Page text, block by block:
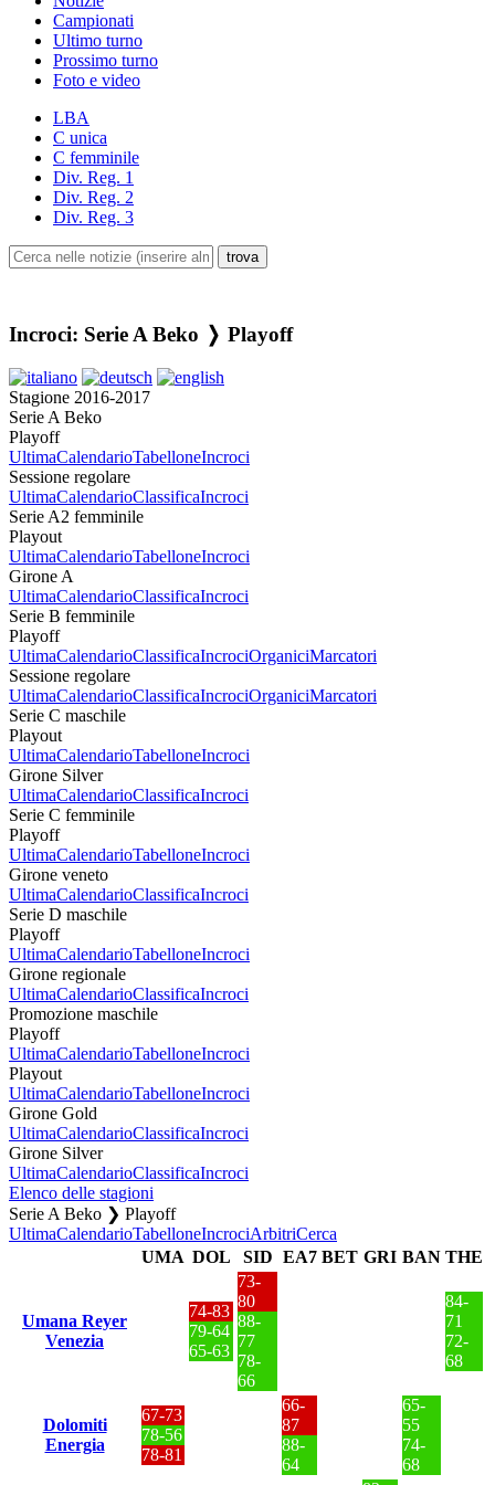
Campionati
Ultimo turno
Prossimo turno
Foto e video
LBA
C unica
C femminile
Div. Reg. 1
Div. Reg. 2
Div. Reg. 3
Incroci: Serie A Beko ❭ Playoff
Stagione 2016-2017
Serie A Beko
Playoff
UltimaCalendarioTabelloneIncroci
Sessione regolare
UltimaCalendarioClassificaIncroci
Serie A2 femminile
Playout
UltimaCalendarioTabelloneIncroci
Girone A
UltimaCalendarioClassificaIncroci
Serie B femminile
Playoff
UltimaCalendarioClassificaIncrociOrganiciMarcatori
Sessione regolare
UltimaCalendarioClassificaIncrociOrganiciMarcatori
Serie C maschile
Playout
UltimaCalendarioTabelloneIncroci
Girone Silver
UltimaCalendarioClassificaIncroci
Serie C femminile
Playoff
UltimaCalendarioTabelloneIncroci
Girone veneto
UltimaCalendarioClassificaIncroci
Serie D maschile
Playoff
UltimaCalendarioTabelloneIncroci
Girone regionale
UltimaCalendarioClassificaIncroci
Promozione maschile
Playoff
UltimaCalendarioTabelloneIncroci
Playout
UltimaCalendarioTabelloneIncroci
Girone Gold
UltimaCalendarioClassificaIncroci
Girone Silver
UltimaCalendarioClassificaIncroci
Elenco delle stagioni
Serie A Beko ❯ Playoff
UltimaCalendarioTabelloneIncrociArbitriCerca
UMA DOL SID EA7 BET GRI BAN THE
Umana Reyer
Venezia
74-83
79-64
65-63
73-
80
88-
77
78-
66
84-
71
72-
68
Dolomiti
Energia
67-73
78-56
78-81
66-
87
88-
64
65-
55
74-
68